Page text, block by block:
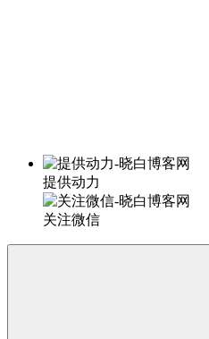
提供动力
关注微信